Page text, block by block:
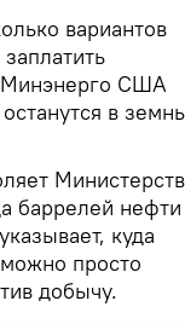
вариантов
Минэнерго США
в
баррелей
куда
просто
добычу.